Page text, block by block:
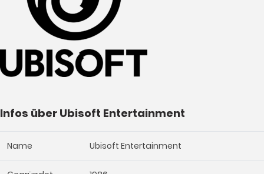
Infos über Ubisoft Entertainment
Name Ubisoft Entertainment